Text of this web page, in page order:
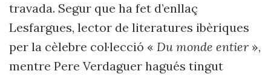
travada. Segur que ha fet d’enllaç
Lesfargues, lector de literatures ibèriques
per la cèlebre col·lecció « Du monde entier »,
mentre Pere Verdaguer hagués tingut